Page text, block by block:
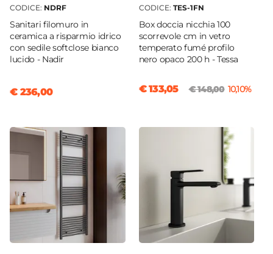
Non incluso
Applique
Non inclusa
CODICE: NDRF
Sanitari filomuro in
ceramica a risparmio idrico
con sedile softclose bianco
lucido - Nadir
€ 236,00
CODICE: TES-1FN
Box doccia nicchia 100
scorrevole cm in vetro
temperato fumé profilo
nero opaco 200 h - Tessa
€ 133,05 € 148,00 10,10%